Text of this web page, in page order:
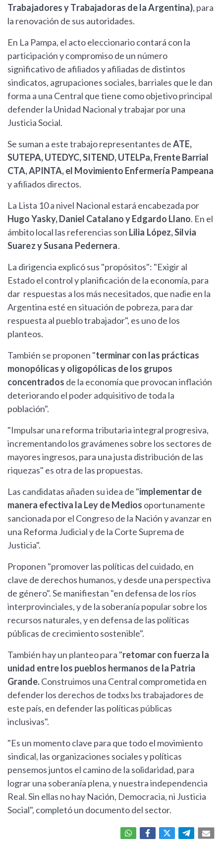
Trabajadores y Trabajadoras de la Argentina), para
la renovación de sus autoridades.
En La Pampa, el acto eleccionario contará con la
participación y compromiso de un número
significativo de afiliados y afiliadas de distintos
sindicatos, agrupaciones sociales, barriales que le dan
forma a una Central que tiene como objetivo principal
defender la Unidad Nacional y trabajar por una
Justicia Social.
Se suman a este trabajo representantes deATE,
SUTEPA, UTEDYC, SITEND, UTELPa, Frente Barrial
CTA, APINTA, el Movimiento Enfermería Pampeana
y afiliados directos.
La Lista 10 a nivel Nacional estará encabezada por
Hugo Yasky, Daniel Catalano y Edgardo Llano. En el
ámbito local las referencias son Lilia López, Silvia
Suarez y Susana Pedernera.
La dirigencia explicó sus "propósitos": "Exigir al
Estado el control y planificación de la economía, para
dar respuestas a los más necesitados, que nadie en la
Argentina esté en situación de pobreza, para dar
respuesta al pueblo trabajador", es uno de los
planteos.
También se proponen "terminar con las prácticas
monopólicas y oligopólicas de los grupos
concentrados de la economía que provocan inflación
deteriorando el poder adquisitivo de toda la
población".
"Impulsar una reforma tributaria integral progresiva,
incrementando los gravámenes sobre los sectores de
mayores ingresos, para una justa distribución de las
riquezas" es otra de las propuestas.
Las candidatas añaden su idea de "implementar de
manera efectiva la Ley de Medios oportunamente
sancionada por el Congreso de la Nación y avanzar en
una Reforma Judicial y de la Corte Suprema de
Justicia".
Proponen "promover las políticas del cuidado, en
clave de derechos humanos, y desde una perspectiva
de género". Se manifiestan "en defensa de los ríos
interprovinciales, y de la soberanía popular sobre los
recursos naturales, y en defensa de las políticas
públicas de crecimiento sostenible".
También hay un planteo para "retomar con fuerza la
unidad entre los pueblos hermanos de la Patria
Grande.Construimos una Central comprometida en
defender los derechos de todxs lxs trabajadores de
este país, en defender las políticas públicas
inclusivas".
"Es un momento clave para que todo el movimiento
sindical, las organizaciones sociales y políticas
pensemos juntos el camino de la solidaridad, para
lograr una soberanía plena, y nuestra independencia
Real. Sin ellas no hay Nación, Democracia, ni Justicia
Social", completó un documento del sector.